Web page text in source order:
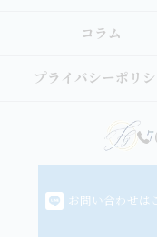
お問い合わせは
コラム
プライバシーポリ
© 2026 香川県高松市の鍼